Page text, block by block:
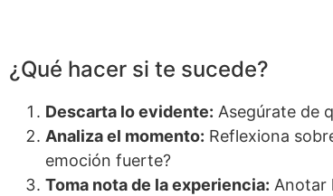
¿Qué hacer si te sucede?
Descarta lo evidente: Asegúrate de
Analiza el momento: Reflexiona
emoción fuerte?
Toma nota de la experiencia: Anotar